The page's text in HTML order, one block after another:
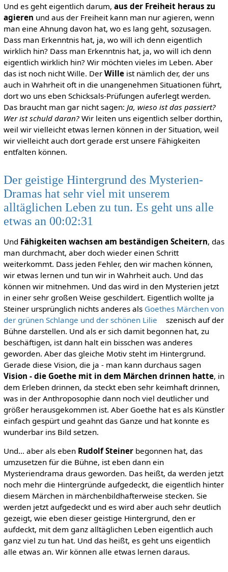
Und es geht eigentlich darum, aus der Freiheit heraus zu
agieren und aus der Freiheit kann man nur agieren, wenn
man eine Ahnung davon hat, wo es lang geht, sozusagen.
Dass man Erkenntnis hat, ja, wo will ich denn eigentlich
wirklich hin? Dass man Erkenntnis hat, ja, wo will ich denn
eigentlich wirklich hin? Wir möchten vieles im Leben. Aber
das ist noch nicht Wille. Der Willeist nämlich der, der uns
auch in Wahrheit oft in die unangenehmen Situationen führt,
dort wo uns eben Schicksals-Prüfungen auferlegt werden.
Das braucht man gar nicht sagen: Ja, wieso ist das passiert?
Wer ist schuld daran?Wir leiten uns eigentlich selber dorthin,
weil wir vielleicht etwas lernen können in der Situation, weil
wir vielleicht auch dort gerade erst unsere Fähigkeiten
entfalten können.
Der geistige Hintergrund des Mysterien-
Dramas hat sehr viel mit unserem
alltäglichen Leben zu tun. Es geht uns alle
etwas an 00:02:31
Und Fähigkeiten wachsen am beständigen Scheitern, das
man durchmacht, aber doch wieder einen Schritt
weiterkommt. Dass jeden Fehler, den wir machen können,
wir etwas lernen und tun wir in Wahrheit auch. Und das
können wir mitnehmen. Und das wird in den Mysterien jetzt
in einer sehr großen Weise geschildert. Eigentlich wollte ja
Steiner ursprünglich nichts anderes als Goethes Märchen von
der grünen Schlange und der schönen Lilie
szenisch auf der
Bühne darstellen. Und als er sich damit begonnen hat, zu
beschäftigen, ist dann halt ein bisschen was anderes
geworden. Aber das gleiche Motiv steht im Hintergrund.
Gerade diese Vision, die ja - man kann durchaus sagen
Vision - die Goethe mit in dem Märchen drinnen hatte, in
dem Erleben drinnen, da steckt eben sehr keimhaft drinnen,
was in der Anthroposophie dann noch viel deutlicher und
größer herausgekommen ist. Aber Goethe hat es als Künstler
einfach gespürt und geahnt das Ganze und hat konnte es
wunderbar ins Bild setzen.
Und... aber als eben Rudolf Steinerbegonnen hat, das
umzusetzen für die Bühne, ist eben dann ein
Mysteriendrama draus geworden. Das heißt, da werden jetzt
noch mehr die Hintergründe aufgedeckt, die eigentlich hinter
diesem Märchen in märchenbildhafterweise stecken. Sie
werden jetzt aufgedeckt und es wird aber auch sehr deutlich
gezeigt, wie eben dieser geistige Hintergrund, den er
aufdeckt, mit dem ganz alltäglichen Leben eigentlich auch
ganz viel zu tun hat. Und das heißt, es geht uns eigentlich
alle etwas an. Wir können alle etwas lernen daraus.